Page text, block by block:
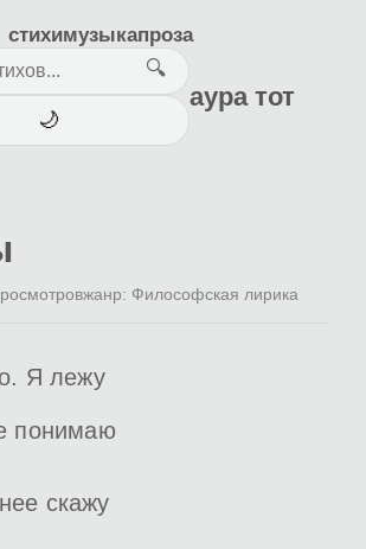
стихимузыкапроза
🔍
🌙
аура тот
жанр: Философская лирика
Я лежу
понимаю
скажу